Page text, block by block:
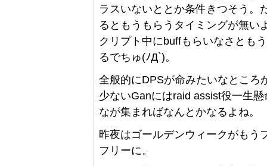
ラスいないととか条件きつそう。
るともうもらうタイミングが無い
クリプト中にbuffもらいなさとも
るでちゅ(ﾉД`)。
全般的にDPSが命みたいなところ
少ないGanにはraid assist役一生
なが集まればなんとかなるよね。
昨夜はゴールデンウィークがもう
フリーに。